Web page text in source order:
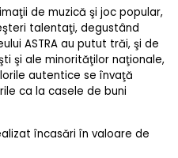
de muzică şi joc popular,
talentaţi, degustând
ASTRA au putut trăi, şi de
şi ale minorităţilor naţionale,
autentice se învaţă
ca la casele de buni
încasări în valoare de